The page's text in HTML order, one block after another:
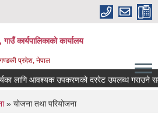
कार्यपालिकाको कार्यालय
गण्डकी प्रदेश, नेपाल
लागि आवश्यक उपकरणको दररेट उपलब्ध गराउने
» योजना तथा परियोजना